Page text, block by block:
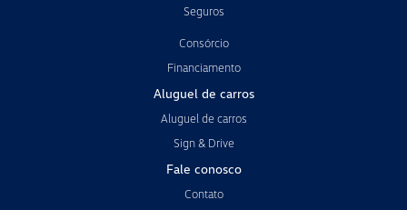
Seguros
Consórcio
Financiamento
Aluguel de carros
Aluguel de carros
Sign & Drive
Fale conosco
Contato